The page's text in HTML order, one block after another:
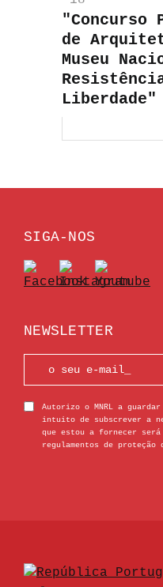
"Concurso
de
Museu
Liberdade"
SIGA-NOS
NEWSLETTER
Autorizo o MNRL a
intuito de subscrever a
que estou a fornecer será
regulamentos de proteção